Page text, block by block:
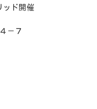
ッド開催
－７